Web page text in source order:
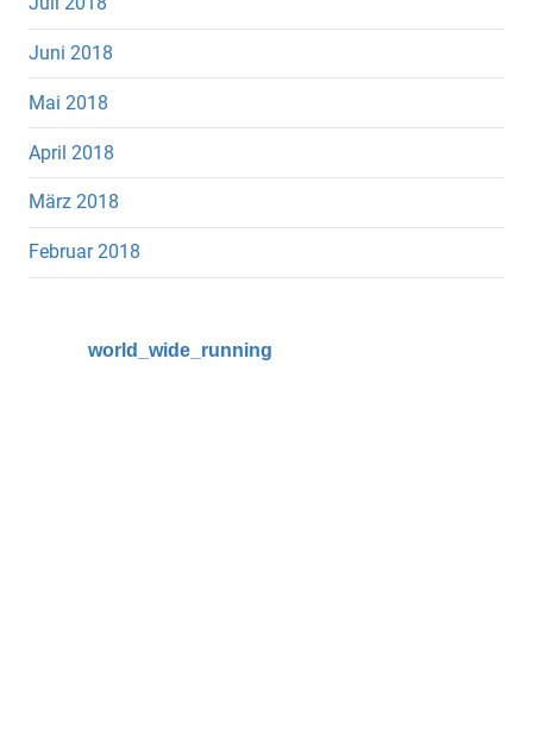
Juni 2018
Mai 2018
April 2018
März 2018
Februar 2018
world_wide_running